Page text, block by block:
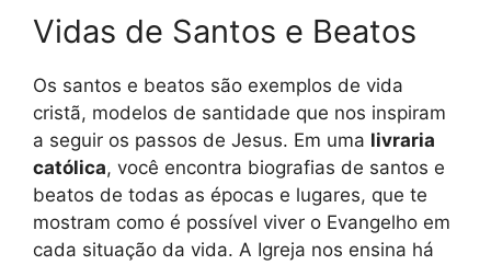
Vidas de Santos e Beatos
Os santos e beatos são exemplos de vida
cristã, modelos de santidade que nos inspiram
a seguir os passos de Jesus. Em uma livraria
católica, você encontra biografias de santos e
beatos de todas as épocas e lugares, que te
mostram como é possível viver o Evangelho em
cada situação da vida. A Igreja nos ensina há